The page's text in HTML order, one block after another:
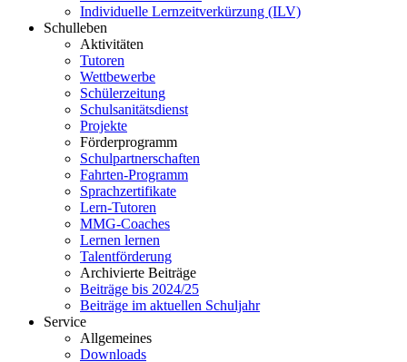
Individuelle Lernzeitverkürzung (ILV)
Schulleben
Aktivitäten
Tutoren
Wettbewerbe
Schülerzeitung
Schulsanitätsdienst
Projekte
Förderprogramm
Schulpartnerschaften
Fahrten-Programm
Sprachzertifikate
Lern-Tutoren
MMG-Coaches
Lernen lernen
Talentförderung
Archivierte Beiträge
Beiträge bis 2024/25
Beiträge im aktuellen Schuljahr
Service
Allgemeines
Downloads